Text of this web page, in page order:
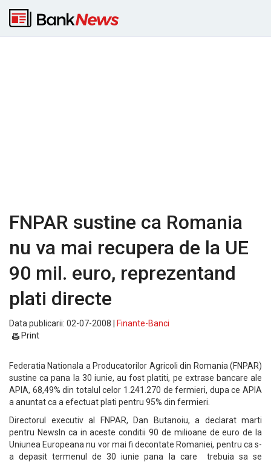
FNPAR sustine ca Romania
nu va mai recupera de la UE
90 mil. euro, reprezentand
plati directe
Data publicarii: 02-07-2008 |
Finante-Banci
Print
Federatia Nationala a Producatorilor Agricoli din Romania (FNPAR)
sustine ca pana la 30 iunie, au fost platiti, pe extrase bancare ale
APIA, 68,49% din totalul celor 1.241.270 de fermieri, dupa ce APIA
a anuntat ca a efectuat plati pentru 95% din fermieri.
Directorul executiv al FNPAR, Dan Butanoiu, a declarat marti
pentru NewsIn ca in aceste conditii 90 de milioane de euro de la
Uniunea Europeana nu vor mai fi decontate Romaniei, pentru ca s-
a depasit termenul de 30 iunie pana la care trebuia sa se